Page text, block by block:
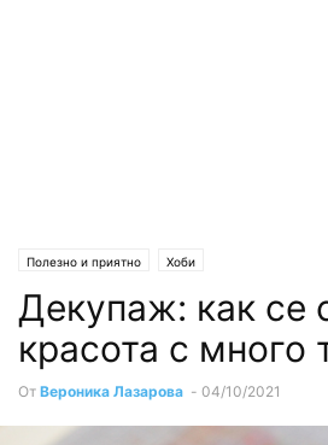
Полезно и приятно Хоби
Декупаж: как се
красота с много
От Вероника Лазарова - 04/10/2021